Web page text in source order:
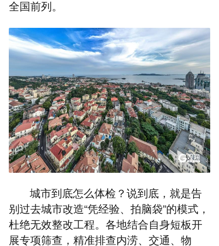
全国前列。
城市到底怎么体检？说到底，就是告
别过去城市改造“凭经验、拍脑袋”的模式，
杜绝无效整改工程。各地结合自身短板开
展专项筛查，精准排查内涝、交通、物